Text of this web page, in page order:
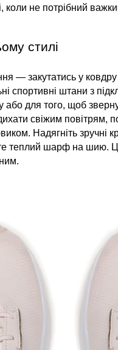
коли не потрібний
стилі
— закутатись у ковдру
спортивні штани з
для того, щоб
свіжим повітрям,
Надягніть зручні
теплий шарф на шию.